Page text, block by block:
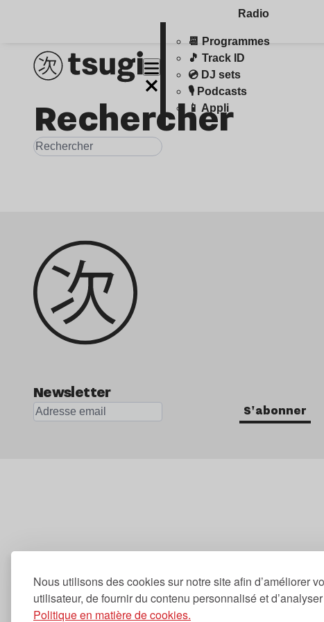
Nous utilisons des cookies sur notre site afin d’améliorer
utilisateur, de fournir du contenu personnalisé et
Politique en matière de cookies.
Radio
📆 Programmes
🎵 Track ID
💿 DJ sets
🎙️ Podcasts
📱 Appli
Rechercher
Newsletter
S'abonner